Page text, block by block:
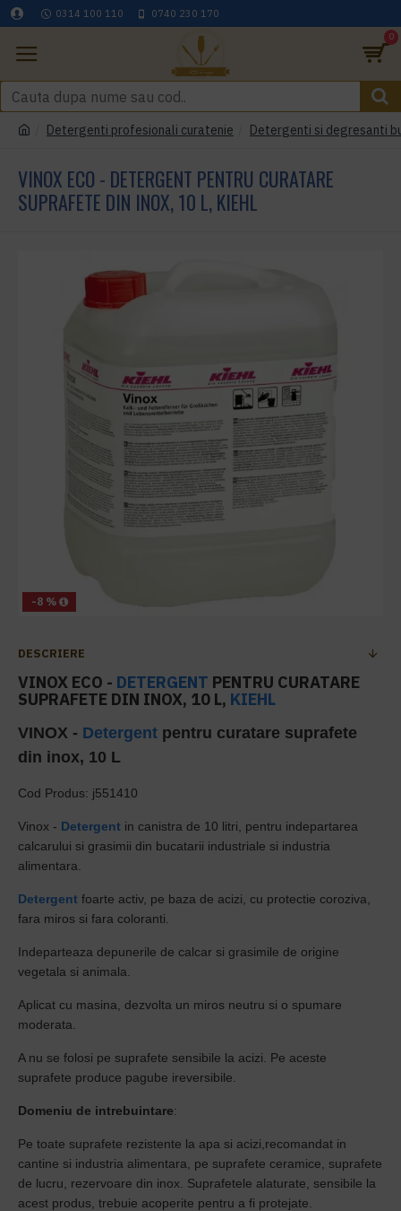
0314 100 110 0740 230 170
0
Detergenti profesionali curatenie Detergenti si degresanti
VINOX ECO - DETERGENT PENTRU CURATARE
SUPRAFETE DIN INOX, 10 L, KIEHL
-8 %
DESCRIERE
VINOX ECO - DETERGENT PENTRU CURATARE
SUPRAFETE DIN INOX, 10 L, KIEHL
VINOX - Detergent pentru curatare suprafete
din inox, 10 L
Cod Produs: j551410
Vinox - Detergent in canistra de 10 litri, pentru indepartarea
calcarului si grasimii din bucatarii industriale si industria
alimentara.
Detergent foarte activ, pe baza de acizi, cu protectie coroziva,
fara miros si fara coloranti.
Indeparteaza depunerile de calcar si grasimile de origine
vegetala si animala.
Aplicat cu masina, dezvolta un miros neutru si o spumare
moderata.
A nu se folosi pe suprafete sensibile la acizi. Pe aceste
suprafete produce pagube ireversibile.
Domeniu de intrebuintare:
Pe toate suprafete rezistente la apa si acizi,recomandat in
cantine si industria alimentara, pe suprafete ceramice, suprafete
de lucru, rezervoare din inox. Suprafetele alaturate, sensibile la
acest produs, trebuie acoperite pentru a fi protejate.